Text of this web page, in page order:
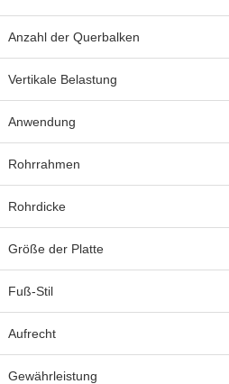
Anzahl der Querbalken
Vertikale Belastung
Anwendung
Rohrrahmen
Rohrdicke
Größe der Platte
Fuß-Stil
Aufrecht
Gewährleistung